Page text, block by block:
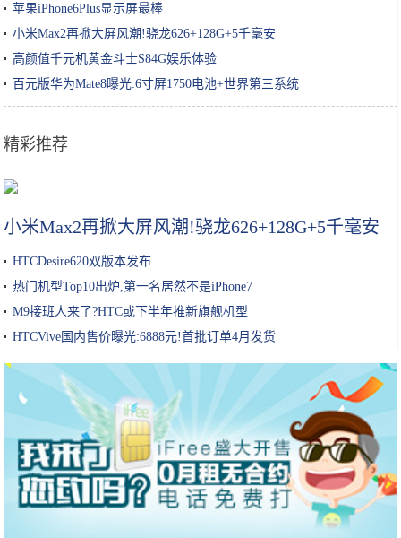
苹果iPhone6Plus显示屏最棒
小米Max2再掀大屏风潮!骁龙626+128G+5千毫安
高颜值千元机黄金斗士S84G娱乐体验
百元版华为Mate8曝光:6寸屏1750电池+世界第三系统
精彩推荐
小米Max2再掀大屏风潮!骁龙626+128G+5千毫安
HTCDesire620双版本发布
热门机型Top10出炉,第一名居然不是iPhone7
M9接班人来了?HTC或下半年推新旗舰机型
HTCVive国内售价曝光:6888元!首批订单4月发货